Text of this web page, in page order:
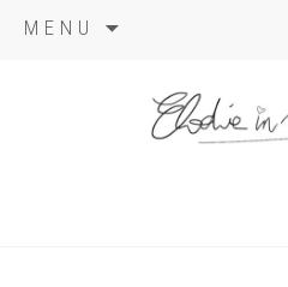
MENU